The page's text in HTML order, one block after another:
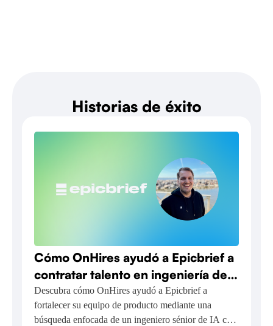
Historias de éxito
Cómo OnHires ayudó a Epicbrief a
contratar talento en ingeniería de
IA para la automatización de
relaciones con clientes
Descubra cómo OnHires ayudó a Epicbrief a
fortalecer su equipo de producto mediante una
búsqueda enfocada de un ingeniero sénior de IA con